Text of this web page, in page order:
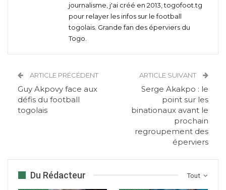
journalisme, j'ai créé en 2013, togofoot.tg
pour relayer les infos sur le football
togolais. Grande fan des éperviers du
Togo.
ARTICLE PRÉCÉDENT
Guy Akpovy face aux
défis du football
togolais
ARTICLE SUIVANT
Serge Akakpo : le
point sur les
binationaux avant le
prochain
regroupement des
éperviers
Tout
Du Rédacteur